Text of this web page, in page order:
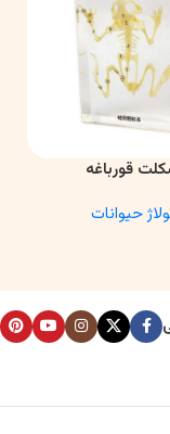
قورباغه
حیوانات